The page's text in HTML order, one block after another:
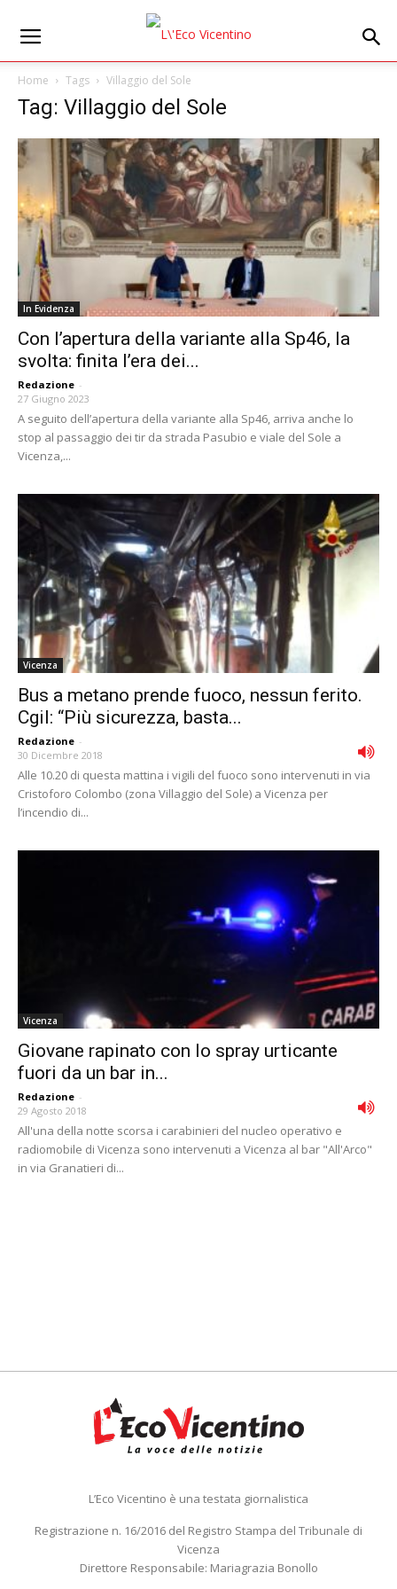
Home Tags Villaggio del Sole
Tag: Villaggio del Sole
In Evidenza
Con l’apertura della variante alla Sp46, la
svolta: finita l’era dei...
Redazione -
27 Giugno 2023
A seguito dell’apertura della variante alla Sp46, arriva anche lo
stop al passaggio dei tir da strada Pasubio e viale del Sole a
Vicenza,...
Vicenza
Bus a metano prende fuoco, nessun ferito.
Cgil: “Più sicurezza, basta...
Redazione -
30 Dicembre 2018
Alle 10.20 di questa mattina i vigili del fuoco sono intervenuti in via
Cristoforo Colombo (zona Villaggio del Sole) a Vicenza per
l’incendio di...
Vicenza
Giovane rapinato con lo spray urticante
fuori da un bar in...
Redazione -
29 Agosto 2018
All'una della notte scorsa i carabinieri del nucleo operativo e
radiomobile di Vicenza sono intervenuti a Vicenza al bar "All'Arco"
in via Granatieri di...
L’Eco Vicentino è una testata giornalistica
Registrazione n. 16/2016 del Registro Stampa del Tribunale di
Vicenza
Direttore Responsabile: Mariagrazia Bonollo